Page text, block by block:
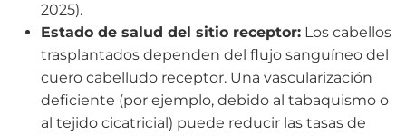
2025).
Estado de salud del sitio receptor: Los cabellos
trasplantados dependen del flujo sanguíneo del
cuero cabelludo receptor. Una vascularización
deficiente (por ejemplo, debido al tabaquismo o
al tejido cicatricial) puede reducir las tasas de